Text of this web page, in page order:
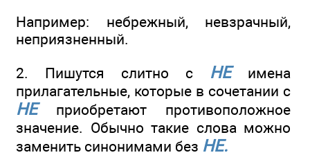
Например: небрежный, невзрачный,
неприязненный.
2. Пишутся слитно с НЕимена
прилагательные, которые в сочетании с
НЕприобретают противоположное
значение. Обычно такие слова можно
заменить синонимами без НЕ.